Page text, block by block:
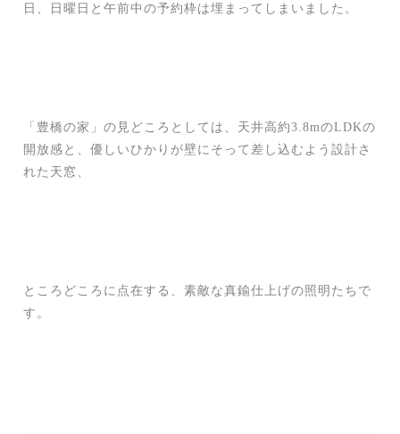
日、日曜日と午前中の予約枠は埋まってしまいました。
「豊橋の家」の見どころとしては、天井高約3.8mのLDKの
開放感と、優しいひかりが壁にそって差し込むよう設計さ
れた天窓、
ところどころに点在する、素敵な真鍮仕上げの照明たちで
す。